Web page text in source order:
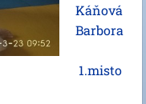
Káňová
Barbora
1.misto